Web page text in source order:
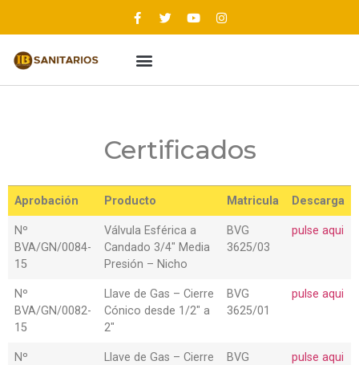
Certificados
Aprobación Producto Matricula Descarga
Nº
BVA/GN/0084-
15
Válvula Esférica a
Candado 3/4″ Media
Presión – Nicho
BVG
3625/03
pulse aqui
Nº
BVA/GN/0082-
15
Llave de Gas – Cierre
Cónico desde 1/2″ a
2″
BVG
3625/01
pulse aqui
Nº
Llave de Gas – Cierre
BVG
pulse aqui